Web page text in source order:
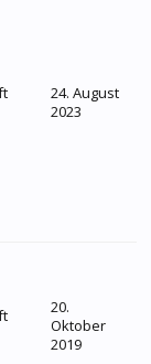
24. August
2023
20.
Oktober
2019